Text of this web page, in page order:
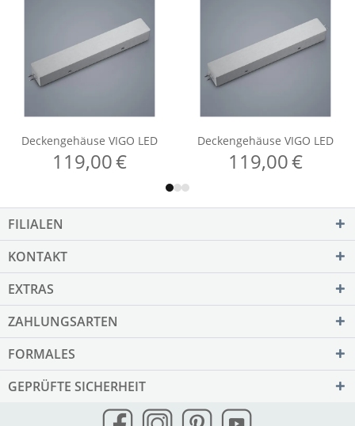
FILIALEN
KONTAKT
EXTRAS
ZAHLUNGSARTEN
FORMALES
GEPRÜFTE SICHERHEIT